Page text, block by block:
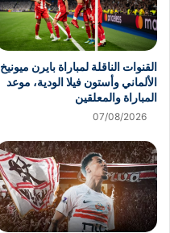
القنوات الناقلة لمباراة بايرن ميونيخ
الألماني وأستون فيلا الودية، موعد
المباراة والمعلقين
07/08/2026